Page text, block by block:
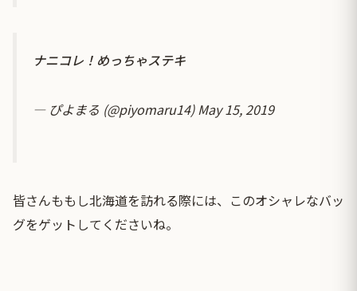
ナニコレ！めっちゃステキ
— ぴよまる (@piyomaru14)May 15, 2019
皆さんももし北海道を訪れる際には、このオシャレなバッ
グをゲットしてくださいね。